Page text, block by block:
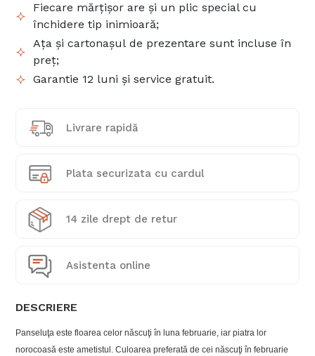
Fiecare mărțișor are și un plic special cu
închidere tip inimioară;
Ața și cartonașul de prezentare sunt incluse în
preț;
Garantie 12 luni și service gratuit.
Livrare rapidă
Plata securizata cu cardul
14 zile drept de retur
Asistenta online
DESCRIERE
Panseluţa este floarea celor născuţi în luna februarie, iar piatra lor
norocoasă este ametistul. Culoarea preferată de cei născuţi în februarie